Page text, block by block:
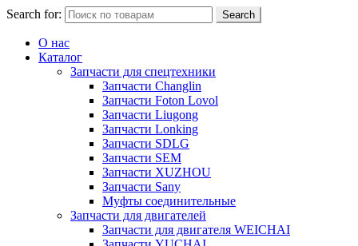
Search for: Search
О нас
Каталог
Запчасти для спецтехники
Запчасти Changlin
Запчасти Foton Lovol
Запчасти Liugong
Запчасти Lonking
Запчасти SDLG
Запчасти SEM
Запчасти XUZHOU
Запчасти Sany
Муфты соединительные
Запчасти для двигателей
Запчасти для двигателя WEICHAI